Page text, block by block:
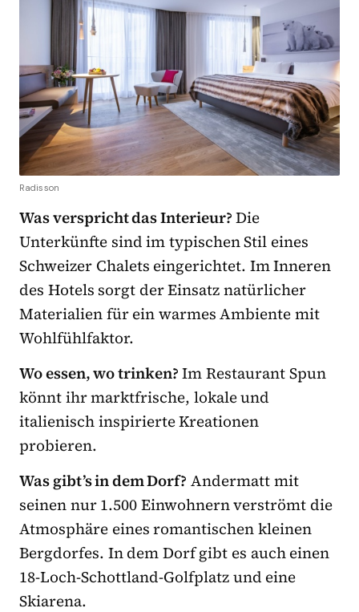
Radisson
Was verspricht das Interieur?Die
Unterkünfte sind im typischen Stil eines
Schweizer Chalets eingerichtet. Im Inneren
des Hotels sorgt der Einsatz natürlicher
Materialien für ein warmes Ambiente mit
Wohlfühlfaktor.
Wo essen, wo trinken?Im Restaurant Spun
könnt ihr marktfrische, lokale und
italienisch inspirierte Kreationen
probieren.
Was gibt’s in dem Dorf? Andermatt mit
seinen nur 1.500 Einwohnern verströmt die
Atmosphäre eines romantischen kleinen
Bergdorfes. In dem Dorf gibt es auch einen
18-Loch-Schottland-Golfplatz und eine
Skiarena.